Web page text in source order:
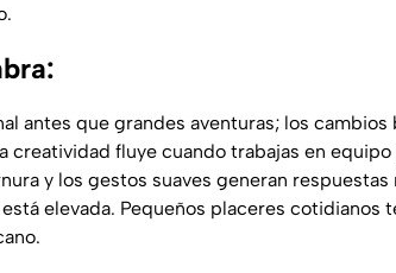
antes que grandes aventuras; los
creatividad fluye cuando trabajas en equipo
y los gestos suaves generan
elevada. Pequeños placeres cotidianos